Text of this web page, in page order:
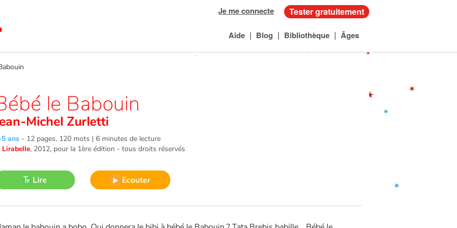
Je me connecte Tester gratuitement
Aide | Blog | Bibliothèque | Âges
le Babouin
Michel Zurletti
ans - 12 pages, 120 mots | 6 minutes de lecture
Lirabelle, 2012, pour la 1ère édition - tous droits réservés
Lire Ecouter